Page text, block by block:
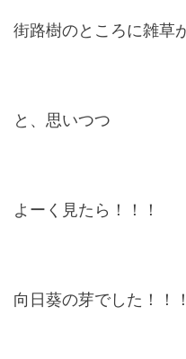
街路樹のところに雑草
と、思いつつ
よーく見たら！！！
向日葵の芽でした！！！